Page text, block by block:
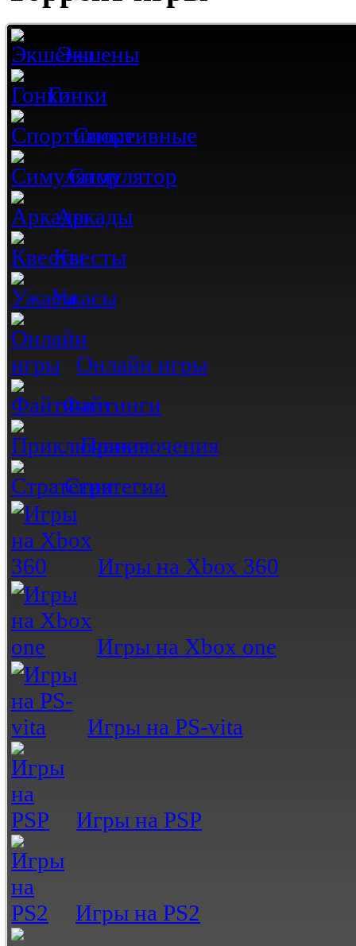
Экшены
Гонки
Спортивные
Симулятор
Аркады
Квесты
Ужасы
Онлайн игры
Файтинги
Приключения
Стратегии
Игры на Xbox 360
Игры на Xbox one
Игры на PS-vita
Игры на PSP
Игры на PS2